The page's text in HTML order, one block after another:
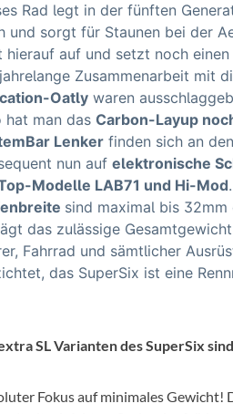
POC
PUKY
RFR
RockShox
Schwalbe
Sportourer
Tenways
Rad legt in der fünften
und sorgt für Staunen bei der
hierauf auf und setzt noch
Zusammenarbeit mit
Oatly waren
hat man das Carbon-Layup
Lenker finden sich an
nun auf elektronische
Modelle LAB71 und Hi-Mod
sind maximal bis
das zulässige
Fahrrad und sämtlicher
das SuperSix ist eine
SL Varianten des SuperSix
Fokus auf minimales Gewicht!